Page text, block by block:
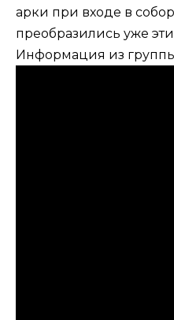
арки при входе в
преобразились уже
Информация из группы